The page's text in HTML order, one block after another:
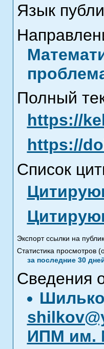
Язык
Полный
https://
https://
Список
Экспорт ссылки на
Статистика просмотров
за последние 30
Сведения
ИПМ им.